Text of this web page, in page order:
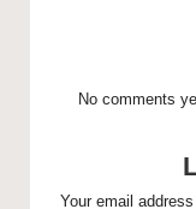
No comments
Your email